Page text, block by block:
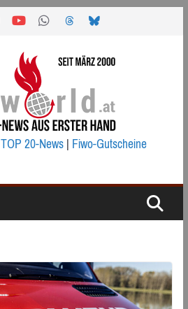
TOP 20-News|Fiwo-Gutscheine